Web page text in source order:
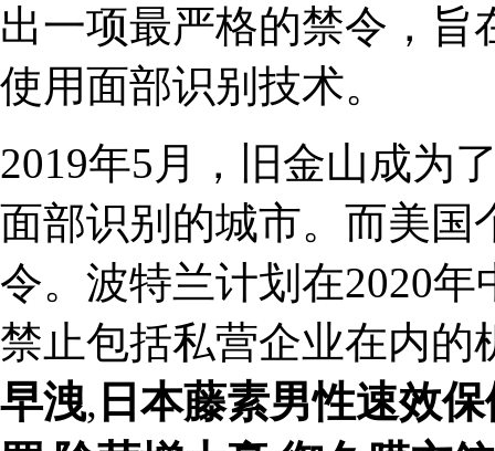
出一项最严格的禁令，
使用面部识别技术。
2019年5月，旧金山成为
面部识别的城市。而美国
令。波特兰计划在2020
禁止包括私营企业在内
早洩, 日本藤素男性速效